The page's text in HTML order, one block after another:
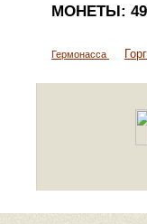
МОНЕТЫ:
Гермонасса